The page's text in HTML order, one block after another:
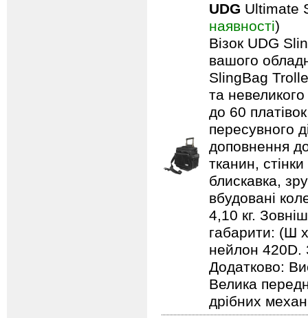
UDG Ultimate
наявності)
Візок UDG
вашого
SlingBag
та
до 60
пересувного
доповнення
тканин,
блискавка,
вбудовані
4,10 кг.
габарити: (Ш
нейлон 420D.
Додатково:
Велика
дрібних